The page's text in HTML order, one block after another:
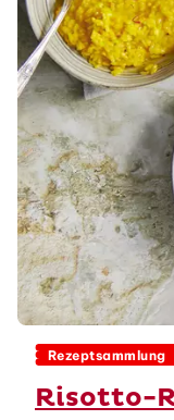
Rezeptsammlung
Risotto-